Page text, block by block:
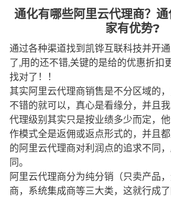
通化有哪些阿里云代理商？
家有优势?
通过各种渠道找到凯铧互联科技并开
了,用的还不错,关键的是给的优惠折扣
找对了！！
其实阿里云代理商销售是不分区域的
不错的就可以，真心是看缘分，并且
代理级别其实只是按业绩多少而定，
作模式全是返佣或返点形式的，并且
的阿里云代理商对利润点的追求不同
同。
阿里云代理商分为纯分销（只卖产品
商，系统集成商等三大类，这就行成